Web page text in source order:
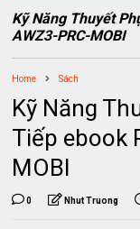
Kỹ Năng Thuyết
AWZ3-PRC-MOBI
Home Sách
Kỹ Năng
Tiếp ebook
MOBI
0 Nhut Truong